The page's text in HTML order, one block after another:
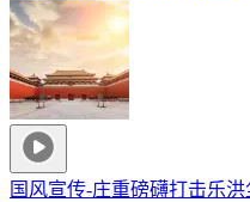
国风宣传-庄重磅礴打击乐洪